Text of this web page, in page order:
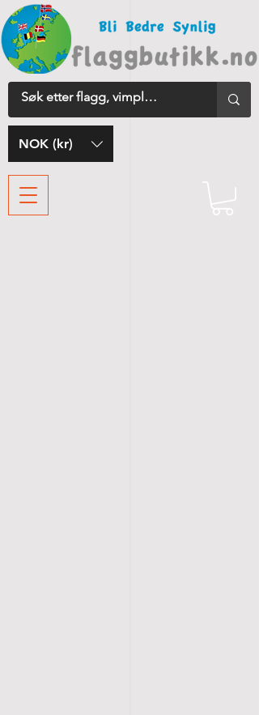
NOK (kr)